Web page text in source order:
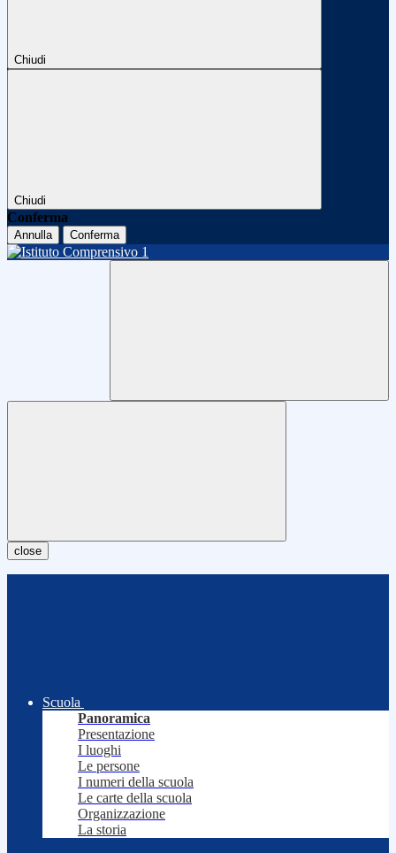
Chiudi
Chiudi
Conferma
Annulla Conferma
close
Scuola
Panoramica
Presentazione
I luoghi
Le persone
I numeri della scuola
Le carte della scuola
Organizzazione
La storia